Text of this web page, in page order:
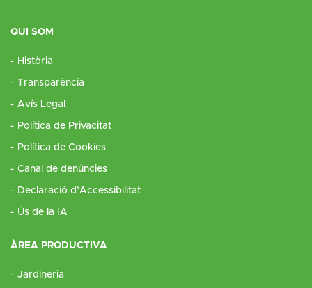
QUI SOM
Història
Transparència
Avís Legal
Política de Privacitat
Política de Cookies
Canal de denúncies
Declaració d’Accessibilitat
Ús de la IA
ÀREA PRODUCTIVA
Jardineria